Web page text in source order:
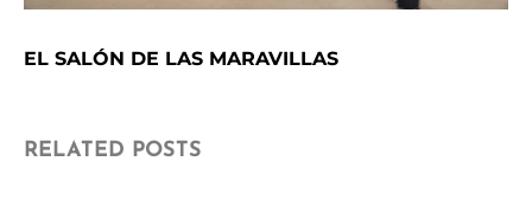
EL SALÓN DE LAS MARAVILLAS
RELATED POSTS